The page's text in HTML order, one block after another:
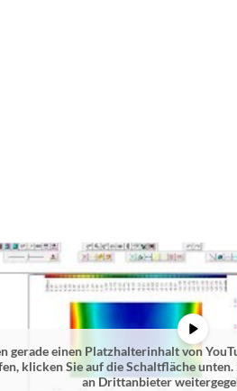
gerade einen Platzhalterinhalt von
klicken Sie auf die Schaltfläche unten.
an Drittanbieter